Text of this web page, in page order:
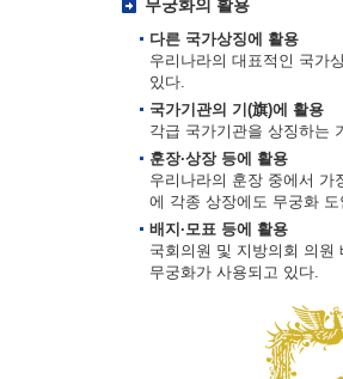
무궁화의 활용
다른 국가상징에 활용
우리나라의 대표적인 국가
있다.
국가기관의 기(旗)에 활용
각급 국가기관을 상징하는
훈장·상장 등에 활용
우리나라의 훈장 중에서 가
에 각종 상장에도 무궁화
배지·모표 등에 활용
국회의원 및 지방의회 의원
무궁화가 사용되고 있다.